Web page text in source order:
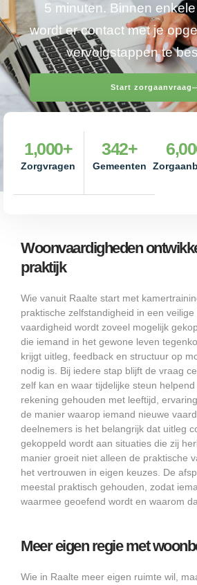
5 minuten. Binnen
wordt er contact met je
vervolgstappen te
Start zorgaanvraag
Zorgvragen
1,000+
Gemeenten
342+
Woonvaardigheden
praktijk
Wie vanuit Raalte start met
praktische zelfstandigheid in een
vaardigheid wordt zoveel mogelijk
die iemand in het gewone leven
krijgt uitleg, feedback en structuur op
nodig is. Bij iedere stap blijft de vraag
zelf kan en waar tijdelijke steun
rekening gehouden met leeftijd,
de manier waarop iemand nieuwe
deelnemers is het belangrijk dat uitleg
gekoppeld wordt aan situaties die zij
manier groeit niet alleen de praktische
het vertrouwen in eigen keuzes. De
meestal praktisch gehouden, zodat
waarmee geoefend wordt en waarom
Meer eigen regie met
Wie in Raalte meer eigen ruimte wil,